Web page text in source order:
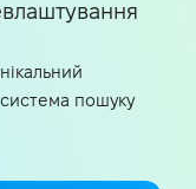
пошуку